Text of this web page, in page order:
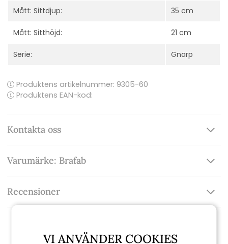
Mått: Sittdjup: 35 cm
Mått: Sitthöjd: 21 cm
Serie: Gnarp
Produktens artikelnummer: 9305-60
Produktens EAN-kod:
Kontakta oss
Varumärke: Brafab
Recensioner
VI ANVÄNDER COOKIES